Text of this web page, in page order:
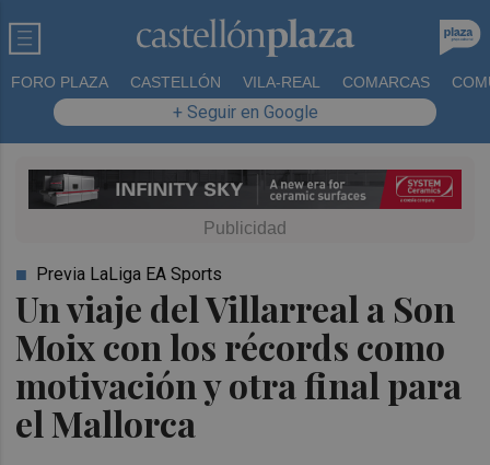
FORO PLAZA CASTELLÓN VILA-REAL COMARCAS
+ Seguir en Google
Un viaje del Villarreal a Son
Moix con los récords como
motivación y otra final para
el Mallorca
Previa LaLiga EA Sports